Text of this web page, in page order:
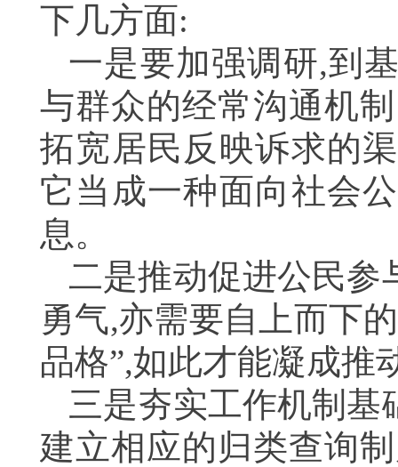
下几方面:
一是要加强调研,到
与群众的经常沟通机
拓宽居民反映诉求的
它当成一种面向社会
息。
二是推动促进公民参
勇气,亦需要自上而下
品格”,如此才能凝成推
三是夯实工作机制基
建立相应的归类查询